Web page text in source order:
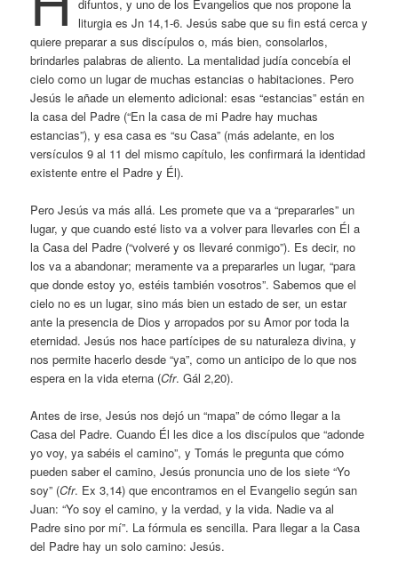
difuntos, y uno de los Evangelios que nos propone la
liturgia es Jn 14,1-6. Jesús sabe que su fin está cerca y
quiere preparar a sus discípulos o, más bien, consolarlos,
brindarles palabras de aliento. La mentalidad judía concebía el
cielo como un lugar de muchas estancias o habitaciones. Pero
Jesús le añade un elemento adicional: esas “estancias” están en
la casa del Padre (“En la casa de mi Padre hay muchas
estancias”), y esa casa es “su Casa” (más adelante, en los
versículos 9 al 11 del mismo capítulo, les confirmará la identidad
existente entre el Padre y Él).
Pero Jesús va más allá. Les promete que va a “prepararles” un
lugar, y que cuando esté listo va a volver para llevarles con Él a
la Casa del Padre (“volveré y os llevaré conmigo”). Es decir, no
los va a abandonar; meramente va a prepararles un lugar, “para
que donde estoy yo, estéis también vosotros”. Sabemos que el
cielo no es un lugar, sino más bien un estado de ser, un estar
ante la presencia de Dios y arropados por su Amor por toda la
eternidad. Jesús nos hace partícipes de su naturaleza divina, y
nos permite hacerlo desde “ya”, como un anticipo de lo que nos
espera en la vida eterna (Cfr. Gál 2,20).
Antes de irse, Jesús nos dejó un “mapa” de cómo llegar a la
Casa del Padre. Cuando Él les dice a los discípulos que “adonde
yo voy, ya sabéis el camino”, y Tomás le pregunta que cómo
pueden saber el camino, Jesús pronuncia uno de los siete “Yo
soy” (Cfr. Ex 3,14) que encontramos en el Evangelio según san
Juan: “Yo soy el camino, y la verdad, y la vida. Nadie va al
Padre sino por mí”. La fórmula es sencilla. Para llegar a la Casa
del Padre hay un solo camino: Jesús.